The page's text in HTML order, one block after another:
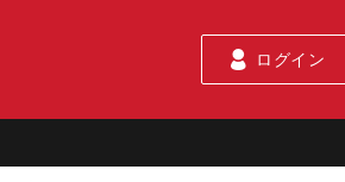
ログイン